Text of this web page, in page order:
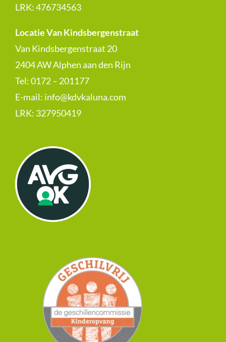
LRK:476734563
Locatie Van Kindsbergenstraat
Van Kindsbergenstraat 20
2404 AW Alphen aan den Rijn
Tel: 0172 – 201177
E-mail: info@kdvkaluna.com
LRK: 327950419